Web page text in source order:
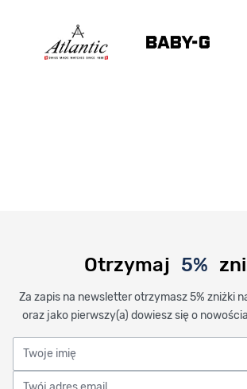
Otrzymaj 5%
Za zapis na newsletter otrzymasz 5% zniżki
oraz jako pierwszy(a) dowiesz się o
Twoje imię
Twój adres email